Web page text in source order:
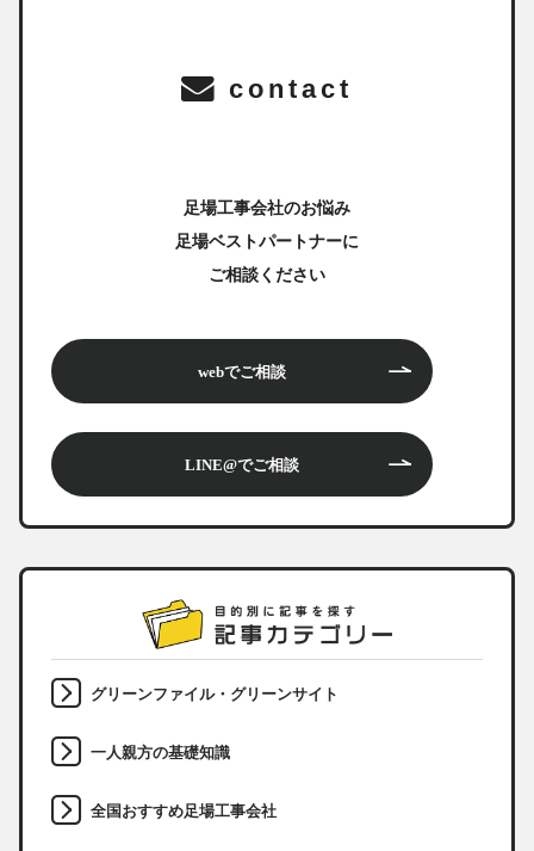
contact
足場工事会社のお悩み
足場ベストパートナーに
ご相談ください
webでご相談
LINE@でご相談
グリーンファイル・グリーンサイト
一人親方の基礎知識
全国おすすめ足場工事会社